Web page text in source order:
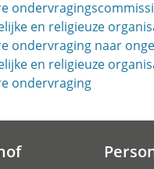
en religieuze
ondervraging naar
en religieuze
ondervraging